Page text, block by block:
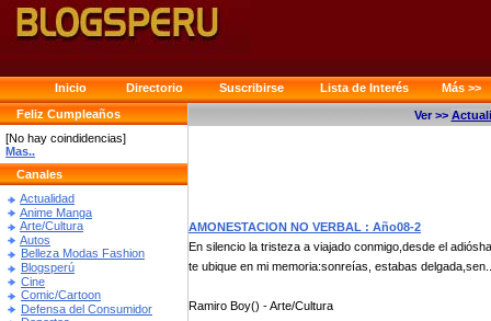
Inicio Directorio Suscribirse Lista de Interés
Más >>
Feliz Cumpleaños
[No hay coindidencias]
Mas..
Canales
Actualidad
Anime Manga
Arte/Cultura
Autos
Belleza Modas Fashion
Blogsperú
Cine
Comic/Cartoon
Defensa del Consumidor
Ver >>
AMONESTACION NO VERBAL : Año08-2
En silencio la tristeza a viajado conmigo,desde el
te ubique en mi memoria:sonreías, estabas
Ramiro Boy() - Arte/Cultura